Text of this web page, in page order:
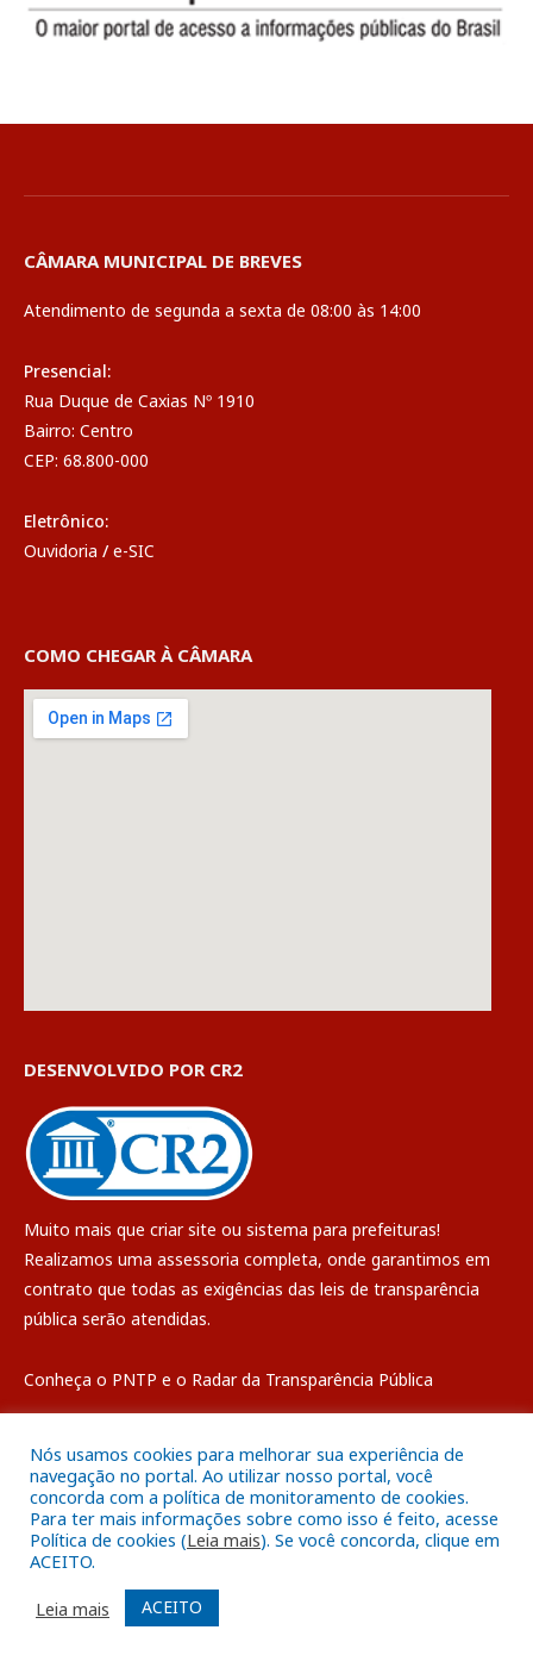
CÂMARA MUNICIPAL DE BREVES
Atendimento de segunda a sexta de 08:00 às 14:00
Presencial:
Rua Duque de Caxias Nº 1910
Bairro: Centro
CEP: 68.800-000
Eletrônico:
Ouvidoria / e-SIC
COMO CHEGAR À CÂMARA
DESENVOLVIDO POR CR2
Muito mais que criar site ou sistema para prefeituras!
Realizamos uma assessoria completa, onde garantimos em
contrato que todas as exigências das leis de transparência
pública serão atendidas.
Conheça o PNTP e o Radar da Transparência Pública
Todos os direitos reservados a Câmara Municipal de Breves
Mapa do Site
Acessar o Webmail
Nós usamos cookies para melhorar sua experiência de
navegação no portal. Ao utilizar nosso portal, você
concorda com a política de monitoramento de cookies.
Para ter mais informações sobre como isso é feito, acesse
Política de cookies (Leia mais). Se você concorda, clique em
ACEITO.
Leia mais
ACEITO